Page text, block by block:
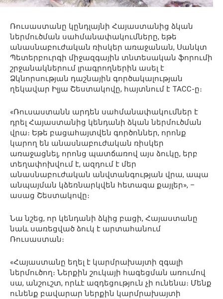
Ռուսաստանը կընդլայնի Հայաստանից ձկան
ներմուծման սահմանափակումները, եթե
անասնաբուժական ռիսկեր առաջանան, Սանկտ
Պետերբուրգի միջազգային տնտեսական ֆորումի
շրջանակներում լրագրողներին ասել է
Ձկնորսության դաշնային գործակալության
ղեկավար Իլյա Շեստակովը, հայտնում է ТАСС-ը։
«Ռուսաստանն արդեն սահմանափակումներ է
դրել Հայաստանից կենդանի ձկան ներմուծման
վրա։ Եթե բացահայտվեն գործոններ, որոնք
կարող են անասնաբուժական ռիսկեր
առաջացնել, որոնց պատճառով այս ձուկը, երբ
տեղափոխվում է, ազդում է մեր
անասնաբուժական անվտանգության վրա, ապա
անպայման կձեռնարկվեն հետագա քայլեր», –
ասաց Շեստակովը։
Նա նշեց, որ կենդանի ձկից բացի, Հայաստանը
նաև սառեցված ձուկ է արտահանում
Ռուսաստան։
«Հայաստանը եղել է կարմրախայտի զգալի
ներմուծող։ Ներքին շուկայի հագեցման առումով
սա, անշուշտ, որևէ ազդեցություն չի ունենա։ Մենք
ունենք բավարար ներքին կարմրախայտի